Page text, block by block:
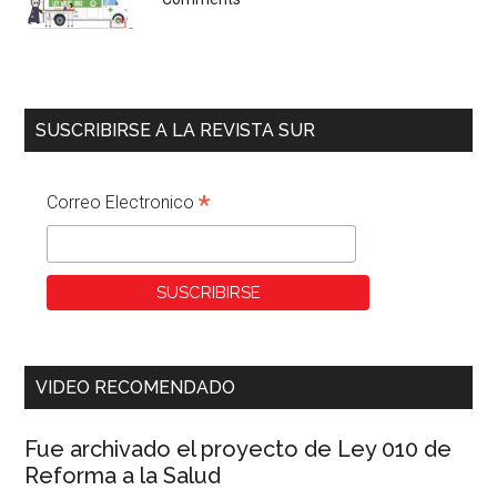
SUSCRIBIRSE A LA REVISTA SUR
Correo Electronico*
VIDEO RECOMENDADO
Fue archivado el proyecto de Ley 010 de
Reforma a la Salud